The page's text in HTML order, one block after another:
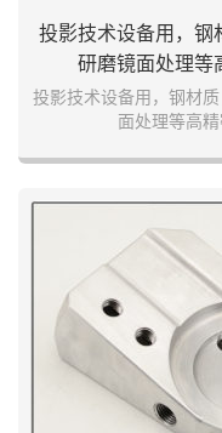
投影技术设备用，钢
研磨镜面处理等
投影技术设备用，钢材
面处理等高